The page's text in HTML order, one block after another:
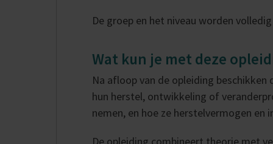
De groep en het niveau worden
Wat kun je met deze
Na afloop van de opleiding
hun herstel, ontwikkeling of
nemen, en hoe ze herstelvermogen